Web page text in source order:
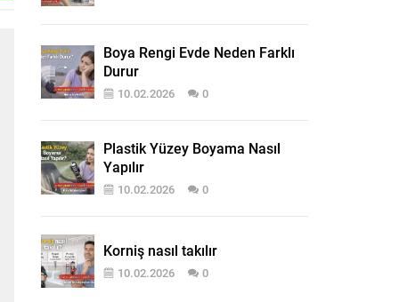
Boya Rengi Evde Neden Farklı
Durur
10.02.2026 0
Plastik Yüzey Boyama Nasıl
Yapılır
10.02.2026 0
Korniş nasıl takılır
10.02.2026 0